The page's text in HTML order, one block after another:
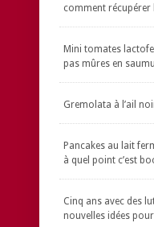
comment récupérer
Mini tomates
pas mûres en
Gremolata à l’ail
Pancakes au lait
à quel point c’est
Cinq ans avec des
nouvelles idées